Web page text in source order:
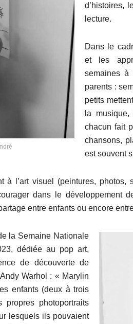
d’histoires,
lecture.
Dans le
et les
semaines à
parents :
petits
la
chacun fait
chansons,
est souvent
à l’art visuel (peintures,
dans le développement
entre enfants ou encore
la Semaine Nationale
dédiée au pop art,
de découverte de
Warhol : « Marylin
enfants (deux à trois
photoportraits
lesquels ils pouvaient